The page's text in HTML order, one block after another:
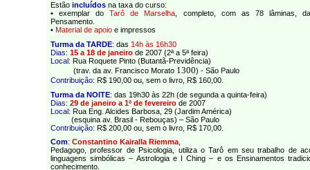
Estão incluídos na taxa do curso:
• exemplar doTarô de Marselha , completo, com as 78 lâminas,
Pensamento.
• Material de apoio e impressos
Turma da TARDE: das 14h às 16h30
Dias: 15 a 18 de janeiro de 2007 (2ª a 5ª feira)
Local: Rua Roquete Pinto (Butantã-Previdência)
(trav. da av. Francisco Morato 1300) - São Paulo
Contribuição: R$ 190,00 ou, sem o livro, R$ 160,00.
Turma da NOITE: das 19h30 às 22h (de segunda a quinta-feira)
Dias: 29 de janeiro a 1º de fevereiro de 2007
Local: Rua Eng. Alcides Barbosa, 29 (Jardim América)
(esquina av. Brasil - Rebouças) – São Paulo
Contribuição: R$ 200,00 ou, sem o livro, R$ 170,00.
Com: Constantino Kairalla Riemma
Pedagogo, professor de Psicologia, utiliza oTarô em seu trabalho de
linguagens simbólicas – Astrologia e I Ching – e os Ensinamentos
conhecimento.